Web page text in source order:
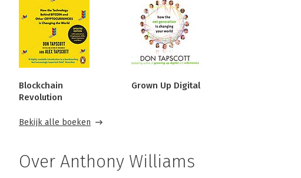
Blockchain
Revolution
Grown Up Digital
Bekijk alle boeken
Over Anthony Williams